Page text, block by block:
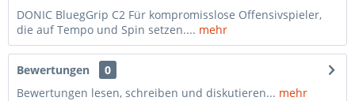
DONIC BluegGrip C2 Für kompromisslose Offensivspieler,
die auf Tempo und Spin setzen.... mehr
Bewertungen
0
Bewertungen lesen, schreiben und diskutieren... mehr